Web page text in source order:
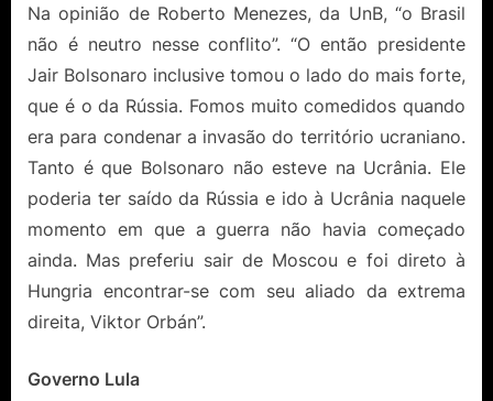
Na opinião de Roberto Menezes, da UnB, “o Brasil
não é neutro nesse conflito”. “O então presidente
Jair Bolsonaro inclusive tomou o lado do mais forte,
que é o da Rússia. Fomos muito comedidos quando
era para condenar a invasão do território ucraniano.
Tanto é que Bolsonaro não esteve na Ucrânia. Ele
poderia ter saído da Rússia e ido à Ucrânia naquele
momento em que a guerra não havia começado
ainda. Mas preferiu sair de Moscou e foi direto à
Hungria encontrar-se com seu aliado da extrema
direita, Viktor Orbán”.
Governo Lula